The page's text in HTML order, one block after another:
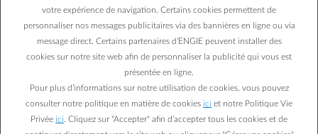
et gagnez même de
l'argent
Valentine S.
Marketing expert Energy Efficiency
11/02/2025·1 min
votre expérience de navigation. Certains cookies permettent de
personnaliser nos messages publicitaires via des bannières en ligne ou via
message direct. Certains partenaires d’ENGIE peuvent installer des
cookies sur notre site web afin de personnaliser la publicité qui vous est
présentée en ligne.
Pour plus d’informations sur notre utilisation de cookies, vous pouvez
consulter notre politique en matière de cookies ici et notre Politique Vie
Privée ici . Cliquez sur "Accepter" afin d’accepter tous les cookies et de